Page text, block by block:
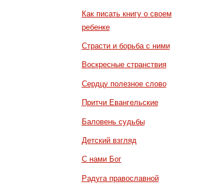
Как писать книгу о своем
ребенке
Страсти и борьба с ними
Воскресные странствия
Сердцу полезное слово
Притчи Евангельские
Баловень судьбы
Детский взгляд
С нами Бог
Радуга православной